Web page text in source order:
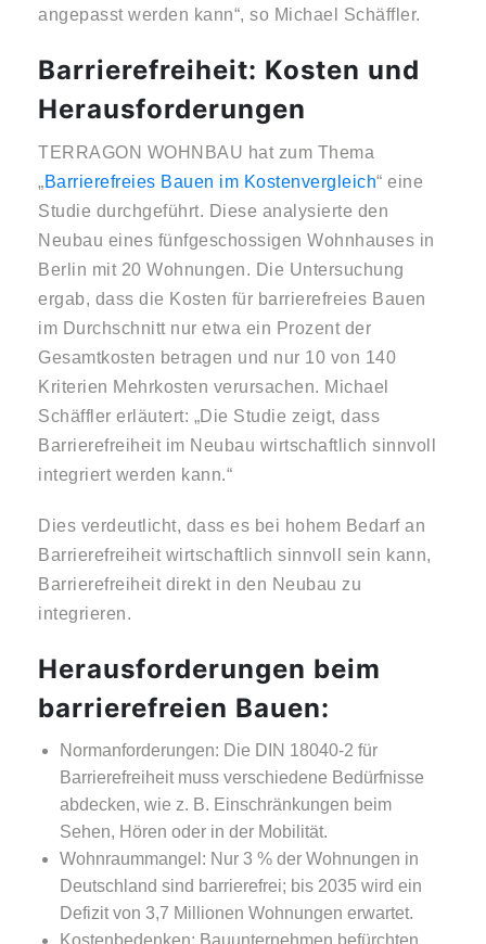
angepasst werden kann“, so Michael Schäffler.
Barrierefreiheit: Kosten und
Herausforderungen
TERRAGON WOHNBAU hat zum Thema
„Barrierefreies Bauen im Kostenvergleich“ eine
Studie durchgeführt. Diese analysierte den
Neubau eines fünfgeschossigen Wohnhauses in
Berlin mit 20 Wohnungen. Die Untersuchung
ergab, dass die Kosten für barrierefreies Bauen
im Durchschnitt nur etwa ein Prozent der
Gesamtkosten betragen und nur 10 von 140
Kriterien Mehrkosten verursachen. Michael
Schäffler erläutert: „Die Studie zeigt, dass
Barrierefreiheit im Neubau wirtschaftlich sinnvoll
integriert werden kann.“
Dies verdeutlicht, dass es bei hohem Bedarf an
Barrierefreiheit wirtschaftlich sinnvoll sein kann,
Barrierefreiheit direkt in den Neubau zu
integrieren.
Herausforderungen beim
barrierefreien Bauen:
Normanforderungen: Die DIN 18040-2 für
Barrierefreiheit muss verschiedene Bedürfnisse
abdecken, wie z. B. Einschränkungen beim
Sehen, Hören oder in der Mobilität.
Wohnraummangel: Nur 3 % der Wohnungen in
Deutschland sind barrierefrei; bis 2035 wird ein
Defizit von 3,7 Millionen Wohnungen erwartet.
Kostenbedenken: Bauunternehmen befürchten